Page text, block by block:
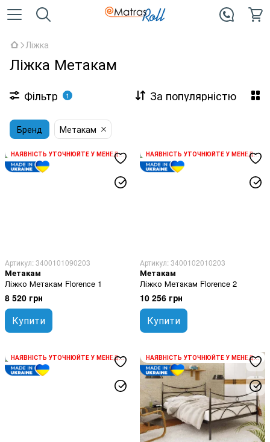
Ліжка
Ліжка Метакам
Фільтр 1 За популярністю
Бренд Метакам
НАЯВНІСТЬ УТОЧНЮЙТЕ У МЕНЕДЖЕРА
Артикул: 3400101090203
Метакам
Ліжко Метакам Florence 1
8 520 грн
Купити
НАЯВНІСТЬ УТОЧНЮЙТЕ У МЕНЕДЖЕРА
Артикул: 3400102010203
Метакам
Ліжко Метакам Florence 2
10 256 грн
Купити
НАЯВНІСТЬ УТОЧНЮЙТЕ У МЕНЕДЖЕРА НАЯВНІСТЬ УТОЧНЮЙТЕ У МЕНЕДЖЕРА